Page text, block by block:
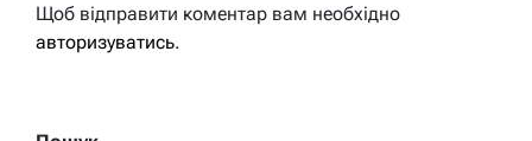
Щоб відправити коментар вам необхідно
авторизуватись.